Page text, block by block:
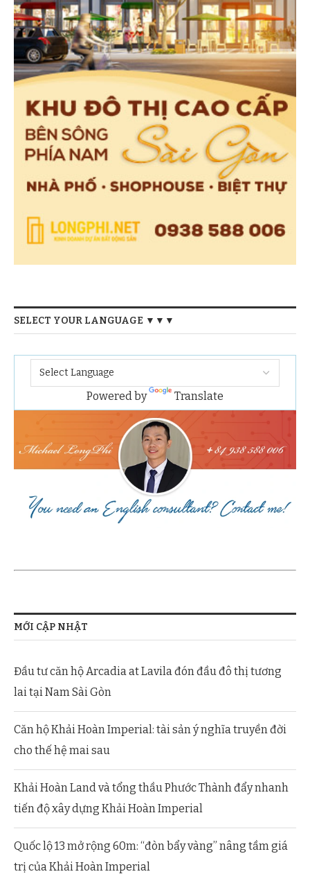
SELECT YOUR LANGUAGE ▼▼▼
Powered by Translate
MỚI CẬP NHẬT
Đầu tư căn hộ Arcadia at Lavila đón đầu đô thị tương
lai tại Nam Sài Gòn
Căn hộ Khải Hoàn Imperial: tài sản ý nghĩa truyền đời
cho thế hệ mai sau
Khải Hoàn Land và tổng thầu Phước Thành đẩy nhanh
tiến độ xây dựng Khải Hoàn Imperial
Quốc lộ 13 mở rộng 60m: “đòn bẩy vàng” nâng tầm giá
trị của Khải Hoàn Imperial